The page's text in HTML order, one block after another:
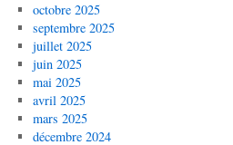
octobre 2025
septembre 2025
juillet 2025
juin 2025
mai 2025
avril 2025
mars 2025
décembre 2024